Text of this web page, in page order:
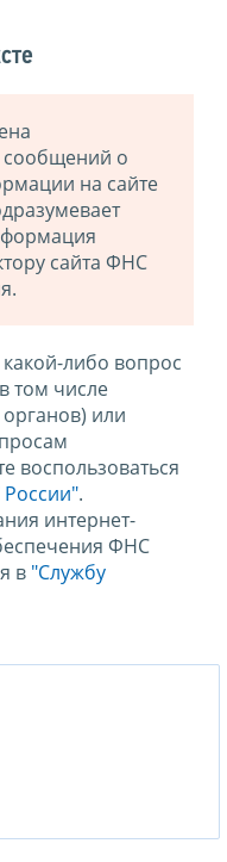
сообщений о
на сайте
сайта ФНС
либо вопрос
том числе
или
воспользоваться
.
интернет-
ФНС
в "Службу